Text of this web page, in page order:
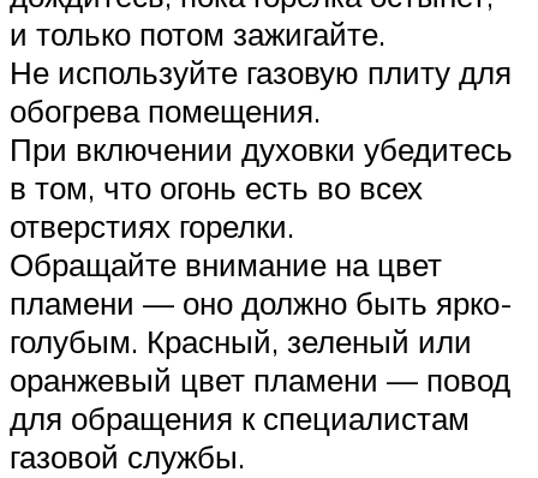
и только потом зажигайте.
Не используйте газовую плиту для
обогрева помещения.
При включении духовки убедитесь
в том, что огонь есть во всех
отверстиях горелки.
Обращайте внимание на цвет
пламени — оно должно быть ярко-
голубым. Красный, зеленый или
оранжевый цвет пламени — повод
для обращения к специалистам
газовой службы.